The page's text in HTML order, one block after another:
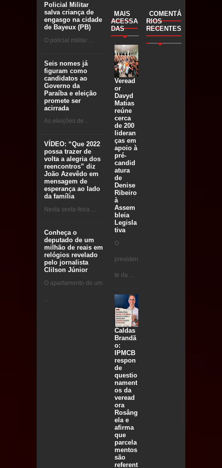
Policial Militar
salva criança de
engasgo na cidade
de Bayeux (PB)
O policial militar ...
Seis nomes já
figuram como
candidatos ao
Governo da
Paraíba e eleição
promete ser
acirrada
As eleições de ...
VÍDEO: “Que 2022
possa trazer de
volta a alegria dos
reencontros” diz
João Azevêdo em
mensagem de
esperança ao lado
da família
Nesta sexta-feira ...
Conheça o
deputado de um
milhão de reais em
relógios revelado
pelo jornalista
Clilson Júnior
O apartamento de um
MAIS
ACESSA
DAS
Veread
or
Davyd
Matias
reúne
cerca
de 200
lideran
ças em
apoio à
pré-
candid
atura
de
Denise
Ribeiro
à
Assem
bleia
Legisla
tiva
O
presiden
te da ...
Caldas
Brandã
o:
IPMCB
respon
de
questio
nament
os da
veread
ora
Rosâng
ela e
afirma
que
parcela
mentos
são
referent
COMENTÁ
RIOS
RECENTES